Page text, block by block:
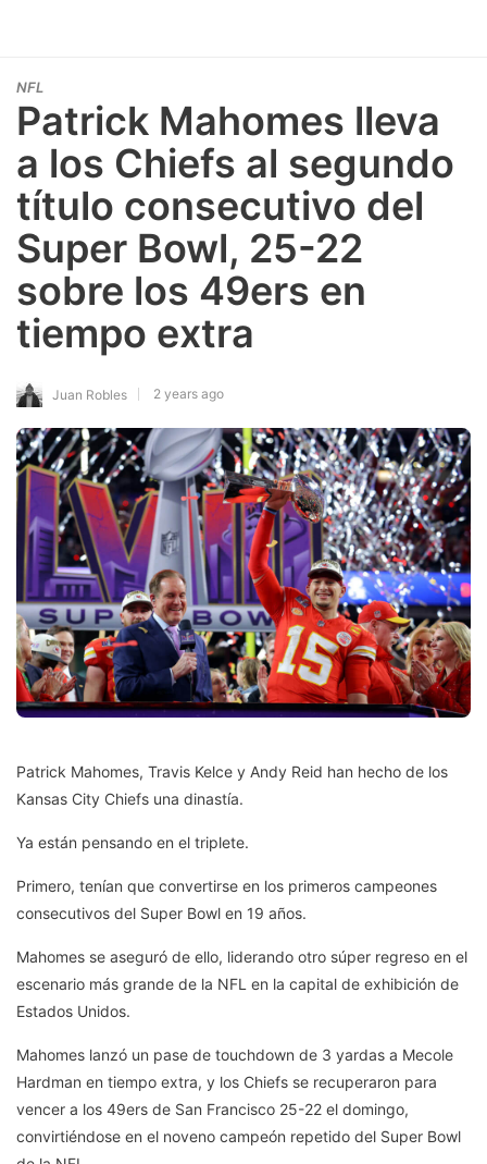
NFL
Patrick Mahomes lleva
a los Chiefs al segundo
título consecutivo del
Super Bowl, 25-22
sobre los 49ers en
tiempo extra
Juan Robles 2 years ago
Patrick Mahomes, Travis Kelce y Andy Reid han hecho de los
Kansas City Chiefs una dinastía.
Ya están pensando en el triplete.
Primero, tenían que convertirse en los primeros campeones
consecutivos del Super Bowl en 19 años.
Mahomes se aseguró de ello, liderando otro súper regreso en el
escenario más grande de la NFL en la capital de exhibición de
Estados Unidos.
Mahomes lanzó un pase de touchdown de 3 yardas a Mecole
Hardman en tiempo extra, y los Chiefs se recuperaron para
vencer a los 49ers de San Francisco 25-22 el domingo,
convirtiéndose en el noveno campeón repetido del Super Bowl